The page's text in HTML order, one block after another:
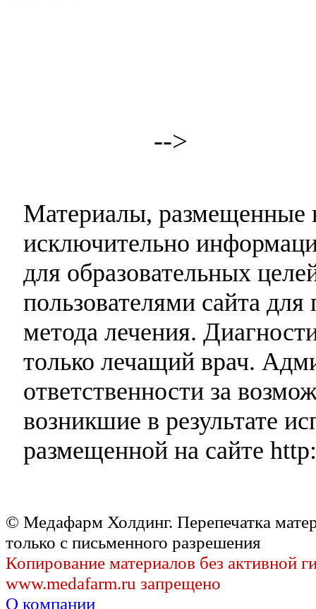
-->
Материалы, размещенные
исключительно
для образовательных
пользователями сайта
метода лечения.
только лечащий врач.
ответственности за
возникшие в результате
размещенной на сайте
© Медафарм Холдинг. Перепечатка
только с письменного разрешения
Копирование материалов без активной
www.medafarm.ru запрещено
О компании